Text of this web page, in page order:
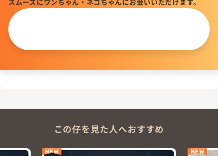
スムーズにワンちゃん・ネコちゃんにお会いいただけます。
この仔を見た人へおすすめ
NEW NEW